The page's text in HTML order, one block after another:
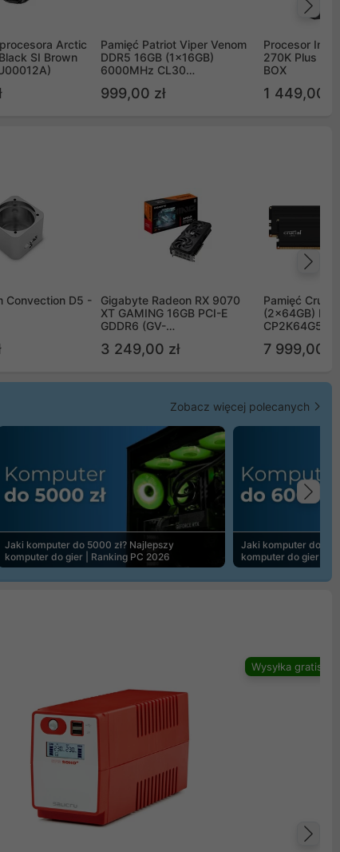
Arctic
SI Brown
Pamięć Patriot Viper Venom
DDR5 16GB (1x16GB)
6000MHz CL30
999,00 zł
Procesor Intel
270K Plus
BOX
1 449,00 zł
Convection D5 -
Gigabyte Radeon RX 9070
XT GAMING 16GB PCI-E
GDDR6 (GV-
3 249,00 zł
Pamięć
(2x64GB)
7 999,00 zł
Zobacz więcej polecanych
Jaki komputer do 5000 zł? Najlepszy
komputer do gier | Ranking PC 2026
Jaki komputer do
komputer do gier |
Wysyłka gratis